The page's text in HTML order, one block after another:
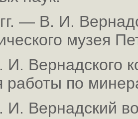
— В. И.
музея
Вернадского
работы по
И. Вернадский